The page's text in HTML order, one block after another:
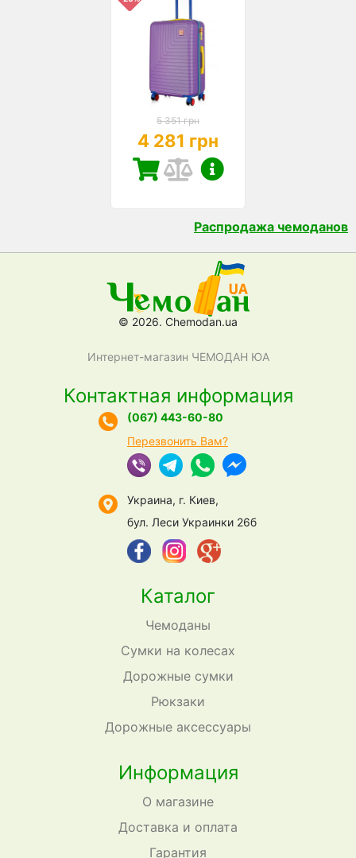
5 351 грн
4 281 грн
Распродажа чемоданов
© 2026. Chemodan.ua
Интернет-магазин ЧЕМОДАН ЮА
Каталог
Чемоданы
Сумки на колесах
Дорожные сумки
Рюкзаки
Дорожные аксессуары
Информация
О магазине
Доставка и оплата
Гарантия
Контактная информация
(067) 443-60-80
Перезвонить Вам?
Украина, г. Киев,
бул. Леси Украинки 26б